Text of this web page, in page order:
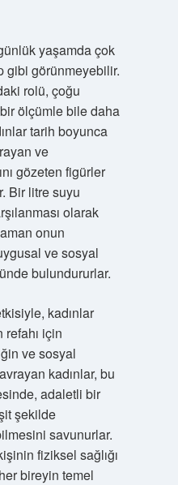
yaşamda çok
gibi görünmeyebilir.
rolü, çoğu
ölçümle bile daha
tarih boyunca
ve
gözeten figürler
Bir litre suyu
olarak
onun
ve sosyal
bulundururlar.
kadınlar
refahı için
ve sosyal
kadınlar, bu
adaletli bir
şekilde
savunurlar.
fiziksel sağlığı
bireyin temel